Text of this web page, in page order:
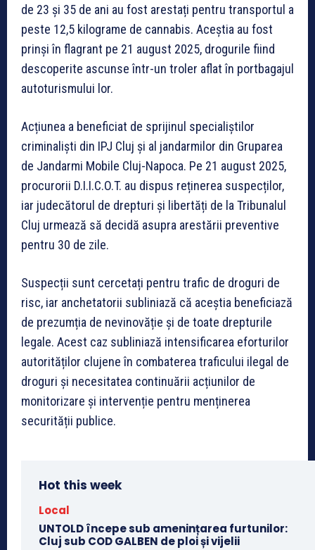
de 23 și 35 de ani au fost arestați pentru transportul a
peste 12,5 kilograme de cannabis. Aceștia au fost
prinși în flagrant pe 21 august 2025, drogurile fiind
descoperite ascunse într-un troler aflat în portbagajul
autoturismului lor.
Acțiunea a beneficiat de sprijinul specialiștilor
criminaliști din IPJ Cluj și al jandarmilor din Gruparea
de Jandarmi Mobile Cluj-Napoca. Pe 21 august 2025,
procurorii D.I.I.C.O.T. au dispus reținerea suspecților,
iar judecătorul de drepturi și libertăți de la Tribunalul
Cluj urmează să decidă asupra arestării preventive
pentru 30 de zile.
Suspecții sunt cercetați pentru trafic de droguri de
risc, iar anchetatorii subliniază că aceștia beneficiază
de prezumția de nevinovăție și de toate drepturile
legale. Acest caz subliniază intensificarea eforturilor
autorităților clujene în combaterea traficului ilegal de
droguri și necesitatea continuării acțiunilor de
monitorizare și intervenție pentru menținerea
securității publice.
Hot this week
Local
UNTOLD începe sub amenințarea furtunilor:
Cluj sub COD GALBEN de ploi și vijelii